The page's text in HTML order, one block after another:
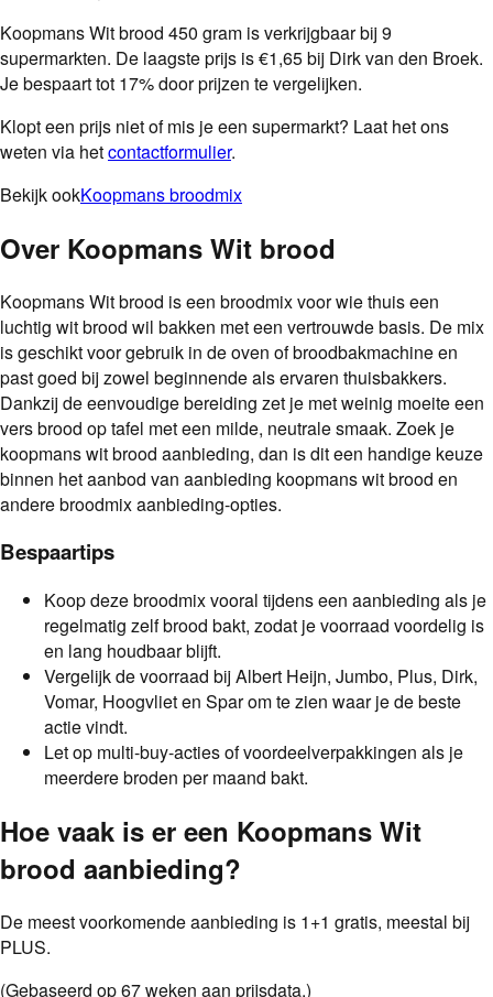
Koopmans Wit brood 450 gram is verkrijgbaar bij 9
supermarkten. De laagste prijs is €1,65 bij Dirk van den Broek.
Je bespaart tot 17% door prijzen te vergelijken.
Klopt een prijs niet of mis je een supermarkt? Laat het ons
weten via hetcontactformulier.
Bekijk ookKoopmans broodmix
Over Koopmans Wit brood
Koopmans Wit brood is een broodmix voor wie thuis een
luchtig wit brood wil bakken met een vertrouwde basis. De mix
is geschikt voor gebruik in de oven of broodbakmachine en
past goed bij zowel beginnende als ervaren thuisbakkers.
Dankzij de eenvoudige bereiding zet je met weinig moeite een
vers brood op tafel met een milde, neutrale smaak. Zoek je
koopmans wit brood aanbieding, dan is dit een handige keuze
binnen het aanbod van aanbieding koopmans wit brood en
andere broodmix aanbieding-opties.
Bespaartips
Koop deze broodmix vooral tijdens een aanbieding als je
regelmatig zelf brood bakt, zodat je voorraad voordelig is
en lang houdbaar blijft.
Vergelijk de voorraad bij Albert Heijn, Jumbo, Plus, Dirk,
Vomar, Hoogvliet en Spar om te zien waar je de beste
actie vindt.
Let op multi-buy-acties of voordeelverpakkingen als je
meerdere broden per maand bakt.
Hoe vaak is er een Koopmans Wit
brood aanbieding?
De meest voorkomende aanbieding is 1+1 gratis, meestal bij
PLUS.
(Gebaseerd op67weken aan prijsdata.)